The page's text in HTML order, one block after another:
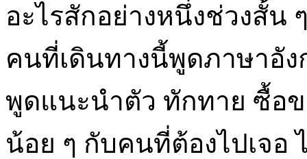
อะไรสักอย่างหนึ่งช่วงสั้น
คนที่เดินทางนี้พูดภาษาอัง
พูดแนะนำตัว ทักทาย ซื้อ
น้อย ๆ กับคนที่ต้องไปเจอ